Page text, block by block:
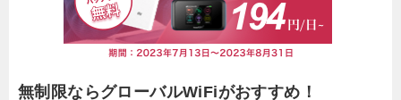
無制限ならグローバルWiFiがおすすめ！